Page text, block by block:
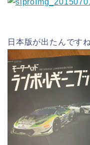
日本版が出たんですね